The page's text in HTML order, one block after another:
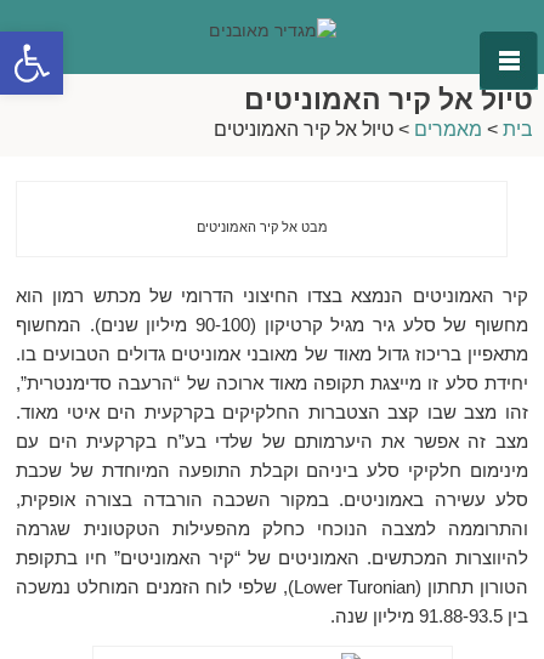
פתח
טיול אל קיר האמוניטים
בית> מאמרים > טיול אל קיר האמוניטים
מבט אל קיר האמוניטים
קיר האמוניטים הנמצא בצדו החיצוני הדרומי של מכתש רמון הוא
מחשוף של סלע גיר מגיל קרטיקון (90-100 מיליון שנים). המחשוף
מתאפיין בריכוז גדול מאוד של מאובני אמוניטים גדולים הטבועים בו.
יחידת סלע זו מייצגת תקופה מאוד ארוכה של “הרעבה סדימנטרית”,
זהו מצב שבו קצב הצטברות החלקיקים בקרקעית הים איטי מאוד.
מצב זה אפשר את היערמותם של שלדי בע”ח בקרקעית הים עם
מינימום חלקיקי סלע ביניהם וקבלת התופעה המיוחדת של שכבת
סלע עשירה באמוניטים. במקור השכבה הורבדה בצורה אופקית,
והתרוממה למצבה הנוכחי כחלק מהפעילות הטקטונית שגרמה
להיווצרות המכתשים. האמוניטים של “קיר האמוניטים” חיו בתקופת
הטורון תחתון (Lower Turonian), שלפי לוח הזמנים המוחלט נמשכה
בין 91.88-93.5 מיליון שנה.